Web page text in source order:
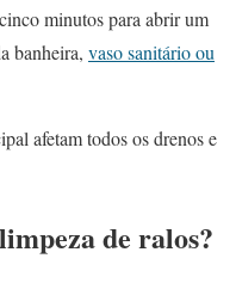
minutos para abrir um
banheira, vaso sanitário ou
afetam todos os drenos e
de ralos?